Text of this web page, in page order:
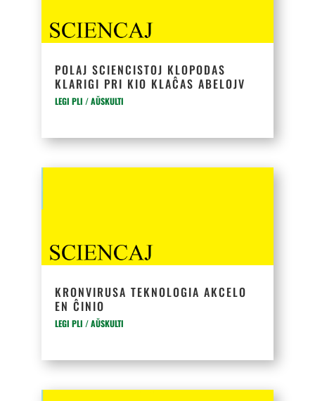
POLAJ SCIENCISTOJ KLOPODAS
KLARIGI PRI KIO KLAĈAS ABELOJV
LEGI PLI / AŬSKULTI
KRONVIRUSA TEKNOLOGIA AKCELO
EN ĈINIO
LEGI PLI / AŬSKULTI